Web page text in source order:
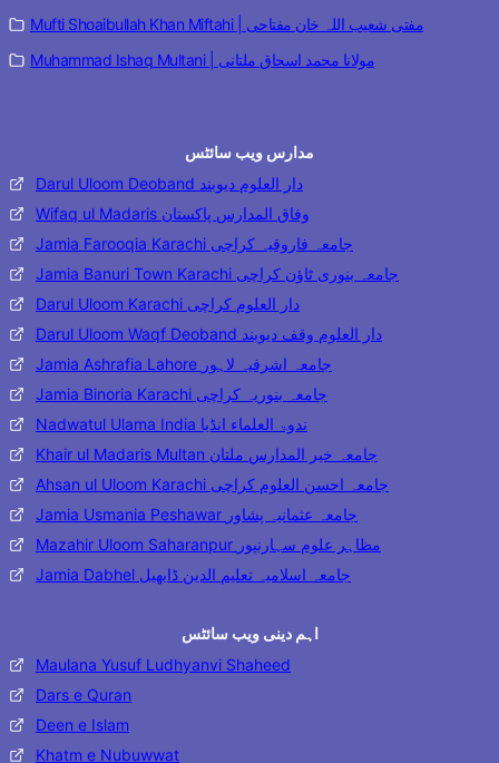
Mufti Shoaibullah Khan Miftahi | مفتی شعیب اللہ خان مفتاحی
Muhammad Ishaq Multani | مولانا محمد اسحاق ملتانی
مدارس ویب سائٹس
Darul Uloom Deoband دار العلوم دیوبند
Wifaq ul Madaris وفاق المدارس پاکستان
Jamia Farooqia Karachi جامعہ فاروقیہ کراچی
Jamia Banuri Town Karachi جامعہ بنوری ٹاؤن کراچی
Darul Uloom Karachi دار العلوم کراچی
Darul Uloom Waqf Deoband دار العلوم وقف دیوبند
Jamia Ashrafia Lahore جامعہ اشرفیہ لاہور
Jamia Binoria Karachi جامعہ بنوریہ کراچی
Nadwatul Ulama India ندوۃ العلماء انڈیا
Khair ul Madaris Multan جامعہ خیر المدارس ملتان
Ahsan ul Uloom Karachi جامعہ احسن العلوم کراچی
Jamia Usmania Peshawar جامعہ عثمانیہ پشاور
Mazahir Uloom Saharanpur مظاہر علوم سہارنپور
Jamia Dabhel جامعہ اسلامیہ تعلیم الدین ڈابھیل
اہم دینی ویب سائٹس
Maulana Yusuf Ludhyanvi Shaheed
Dars e Quran
Deen e Islam
Khatm e Nubuwwat